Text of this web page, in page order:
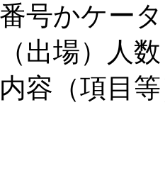
号かケー
出場）人数
容（項目